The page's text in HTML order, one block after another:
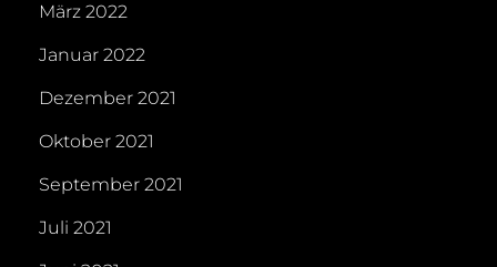
März 2022
Januar 2022
Dezember 2021
Oktober 2021
September 2021
Juli 2021